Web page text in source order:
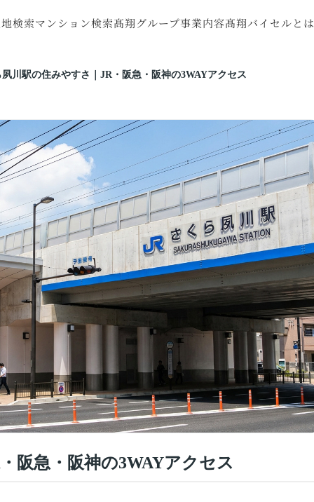
検索
から探す
マンション検索
沿線から探す
髙翔グループ事業内容
RC住宅
収益・不動産売買
リフォーム・
リノベーション
特殊建造物
髙翔バイセルとは
スタッフ紹介
夙川駅の住みやすさ｜JR・阪急・阪神の3WAYアクセス
阪急・阪神の3WAYアクセス